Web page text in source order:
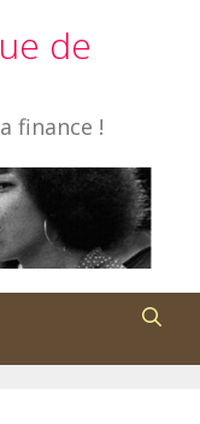
de
finance !